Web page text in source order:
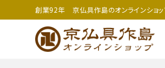
創業92年 京仏具作島のオンラインショ